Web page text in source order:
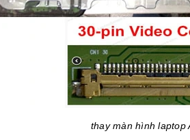
thay màn hình laptop